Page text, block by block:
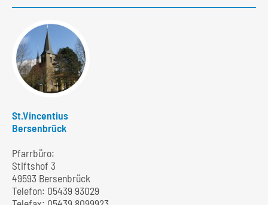
St.Vincentius
Bersenbrück
Pfarrbüro:
Stiftshof 3
49593 Bersenbrück
Telefon: 05439 93029